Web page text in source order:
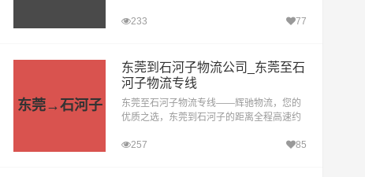
特殊情况下大约耗时40.7小时到达目的地。
233 77
东莞→石河子
东莞到石河子物流公司_东莞至石
河子物流专线
东莞至石河子物流专线——辉驰物流，您的
优质之选，东莞到石河子的距离全程高速约
情况下大约耗时46.5小时到达目的地。辉驰
257 85